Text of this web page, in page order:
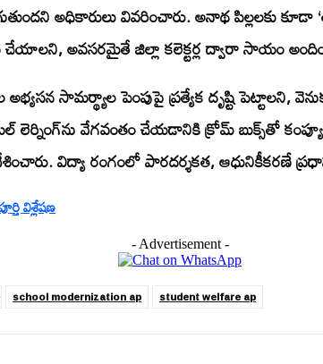
అధికారులు వివరించారు. అనాథ పిల్లలకు
అవసరమైతే జిల్లా కలెక్టర్ల ద్వారా సాయం
అభ్యసన సామర్థ్యాల పెంపుపై ప్రత్యేక దృష్టి
వేగవంతం చేయడానికి క్రోమ్ బుక్స్‌తో
విద్యా రంగంలో పారదర్శకత, ఆధునికీకరణే
విశ్లేషణ
- Advertisement -
school modernization ap student welfare ap